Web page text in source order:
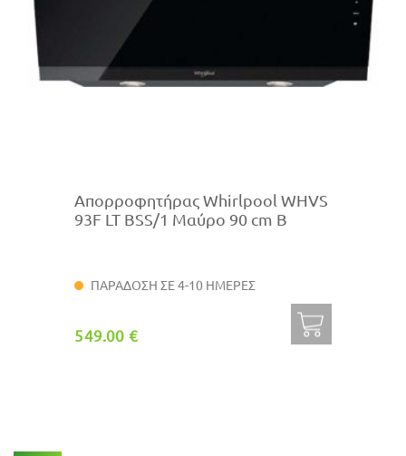
Απορροφητήρας Whirlpool WHVS
93F LT BSS/1 Μαύρο 90 cm B
ΠΑΡΑΔΟΣΗ ΣΕ 4-10 ΗΜΕΡΕΣ
549.00 €